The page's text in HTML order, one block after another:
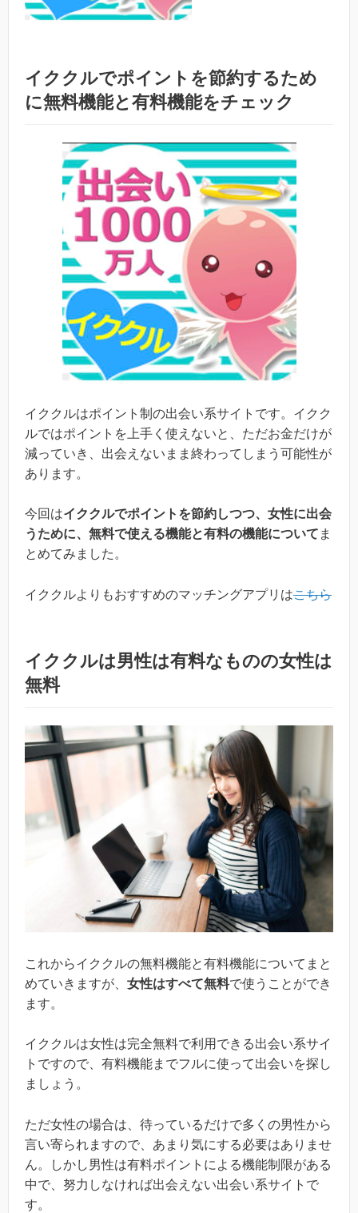
イククルでポイントを節約するため
に無料機能と有料機能をチェック
イククルはポイント制の出会い系サイトです。イクク
ルではポイントを上手く使えないと、ただお金だけが
減っていき、出会えないまま終わってしまう可能性が
あります。
今回はイククルでポイントを節約しつつ、女性に出会
うために、無料で使える機能と有料の機能について ま
とめてみました。
イククルよりもおすすめのマッチングアプリはこちら
イククルは男性は有料なものの女性は
無料
これからイククルの無料機能と有料機能についてまと
めていきますが、 女性はすべて無料で使うことができ
ます。
イククルは女性は完全無料で利用できる出会い系サイ
トですので、有料機能までフルに使って出会いを探し
ましょう。
ただ女性の場合は、待っているだけで多くの男性から
言い寄られますので、あまり気にする必要はありませ
ん。しかし男性は有料ポイントによる機能制限がある
中で、努力しなければ出会えない出会い系サイトで
す。